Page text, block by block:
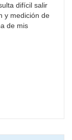
difícil salir
y medición de
de mis